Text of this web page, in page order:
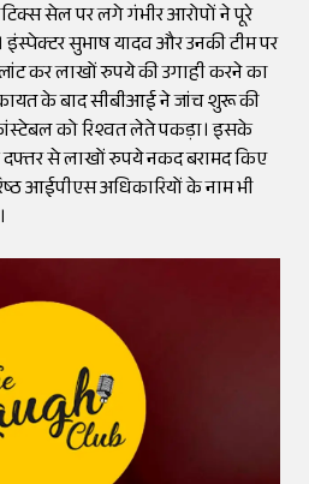
सेल पर लगे गंभीर आरोपों ने पूरे
सुभाष यादव और उनकी टीम पर
कर लाखों रुपये की उगाही करने का
के बाद सीबीआई ने जांच शुरू की
को रिश्वत लेते पकड़ा। इसके
से लाखों रुपये नकद बरामद किए
आईपीएस अधिकारियों के नाम भी